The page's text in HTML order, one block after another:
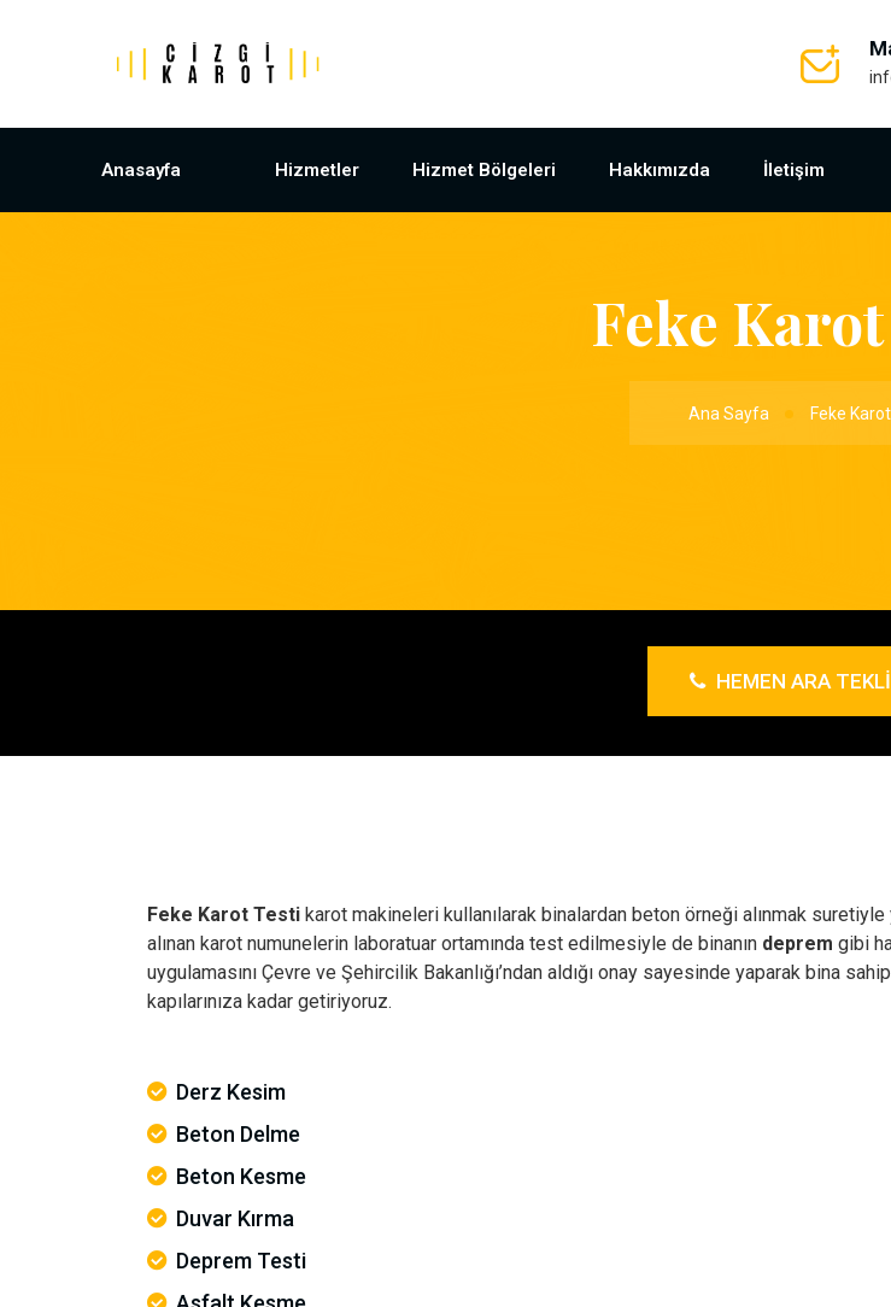
Anasayfa Hizmetler Hizmet Bölgeleri Hakkımızda İletişim
Feke
Ana Sayfa Feke
HEMEN ARA
Feke Karot Testi karot makineleri kullanılarak binalardan beton örneği alınmak suretiyle
alınan karot numunelerin laboratuar ortamında test edilmesiyle de binanın deprem gibi
uygulamasını Çevre ve Şehircilik Bakanlığı’ndan aldığı onay sayesinde yaparak bina
kapılarınıza kadar getiriyoruz.
Derz Kesim
Beton Delme
Beton Kesme
Duvar Kırma
Deprem Testi